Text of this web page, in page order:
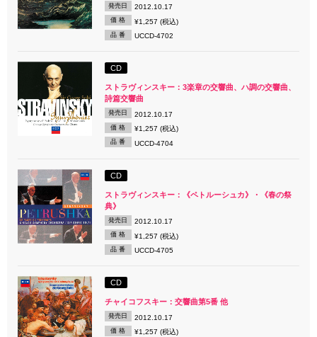
発売日 2012.10.17
価 格 ¥1,257 (税込)
品 番 UCCD-4702
CD
ストラヴィンスキー：3楽章の交響曲、ハ調の交響曲、
詩篇交響曲
発売日 2012.10.17
価 格 ¥1,257 (税込)
品 番 UCCD-4704
CD
ストラヴィンスキー：《ペトルーシュカ》・《春の祭
典》
発売日 2012.10.17
価 格 ¥1,257 (税込)
品 番 UCCD-4705
CD
チャイコフスキー：交響曲第5番 他
発売日 2012.10.17
価 格 ¥1,257 (税込)